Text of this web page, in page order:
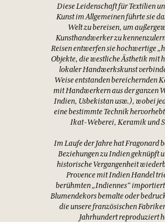
Diese Leidenschaft für Textilien
Kunst im Allgemeinen führte sie
Welt zu bereisen, um
Kunsthandwerker zu
Reisen entwerfen sie hochwertige
Objekte, die westliche Ästhetik mit
lokaler Handwerkskunst
Weise entstanden bereichernden
mit Handwerkern aus der ganzen
Indien, Usbekistan usw.), wobei
eine bestimmte Technik
Ikat-Weberei, Keramik und
Im Laufe der Jahre hat Fragonard
Beziehungen zu Indien geknüpft
historische Vergangenheit
Provence mit Indien Handel
berühmten „Indiennes“
Blumendekors bemalte oder
die unsere französischen
Jahrhundert reproduziert